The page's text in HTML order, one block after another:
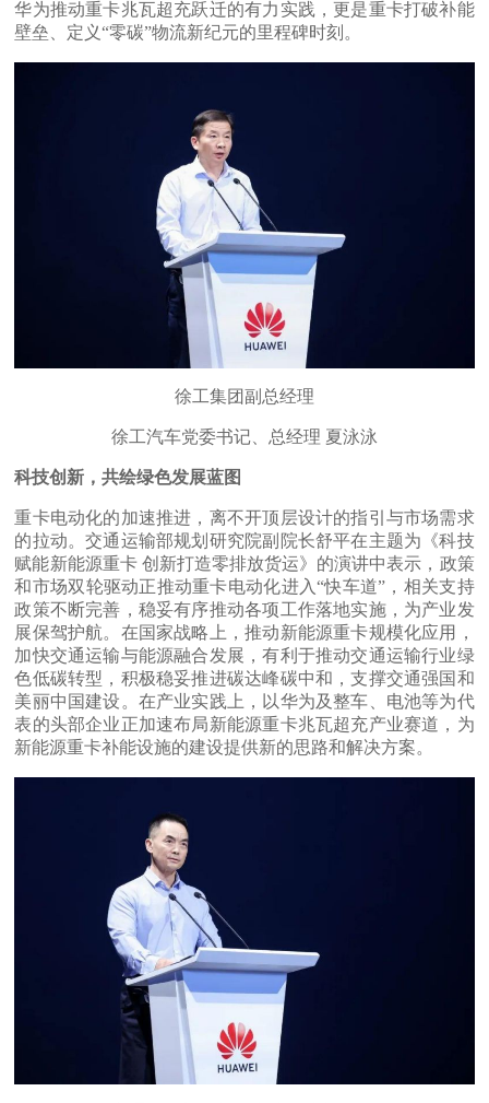
华为推动重卡兆瓦超充跃迁的有力实践，更是重卡打破补能
壁垒、定义“零碳”物流新纪元的里程碑时刻。
徐工集团副总经理
徐工汽车党委书记、总经理 夏泳泳
科技创新，共绘绿色发展蓝图
重卡电动化的加速推进，离不开顶层设计的指引与市场需求
的拉动。交通运输部规划研究院副院长舒平在主题为《科技
赋能新能源重卡 创新打造零排放货运》的演讲中表示，政策
和市场双轮驱动正推动重卡电动化进入“快车道”，相关支持
政策不断完善，稳妥有序推动各项工作落地实施，为产业发
展保驾护航。在国家战略上，推动新能源重卡规模化应用，
加快交通运输与能源融合发展，有利于推动交通运输行业绿
色低碳转型，积极稳妥推进碳达峰碳中和，支撑交通强国和
美丽中国建设。在产业实践上，以华为及整车、电池等为代
表的头部企业正加速布局新能源重卡兆瓦超充产业赛道，为
新能源重卡补能设施的建设提供新的思路和解决方案。